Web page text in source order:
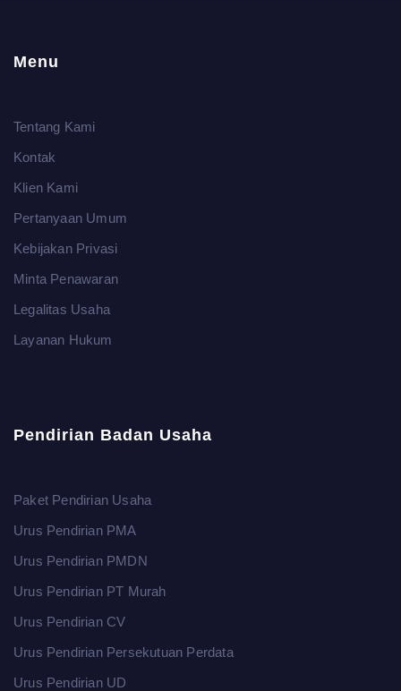
Menu
Tentang Kami
Kontak
Klien Kami
Pertanyaan Umum
Kebijakan Privasi
Minta Penawaran
Legalitas Usaha
Layanan Hukum
Pendirian Badan Usaha
Paket Pendirian Usaha
Urus Pendirian PMA
Urus Pendirian PMDN
Urus Pendirian PT Murah
Urus Pendirian CV
Urus Pendirian Persekutuan Perdata
Urus Pendirian UD